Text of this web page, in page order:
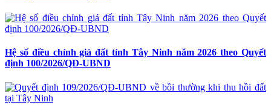
Hệ số điều chỉnh giá đất tỉnh Tây Ninh năm 2026 theo Quyết
định 100/2026/QĐ-UBND